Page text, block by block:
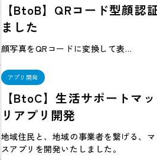
【BtoB】QRコード型顔認
ました
顔写真をQRコードに変換して表…
アプリ開発
【BtoC】生活サポートマ
リアプリ開発
地域住民と、地域の事業者を繋げる、
スアプリを開発いたしました。